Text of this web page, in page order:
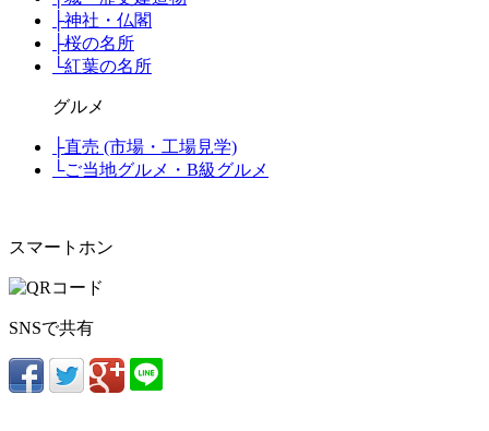
├神社・仏閣
├桜の名所
└紅葉の名所
グルメ
├直売 (市場・工場見学)
└ご当地グルメ・B級グルメ
スマートホン
SNSで共有